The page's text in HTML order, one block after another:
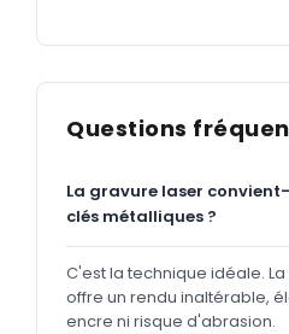
Questions
La gravure laser
clés métalliques ?
C'est la technique idéale.
offre un rendu inaltérable,
encre ni risque d'abrasion.